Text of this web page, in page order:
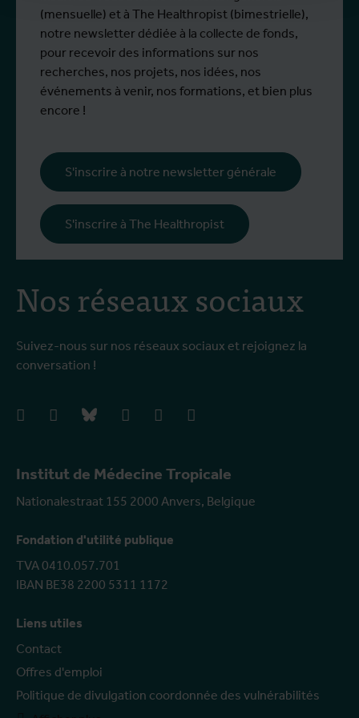
Institut de Médecine Tropicale
Nationalestraat 155 2000 Anvers, Belgique
Fondation d'utilité publique
TVA 0410.057.701
IBAN BE38 2200 5311 1172
Liens utiles
Contact
Offres d'emploi
Politique de divulgation coordonnée des vulnérabilités
Nos réseaux sociaux
Suivez-nous sur nos réseaux sociaux et rejoignez la
conversation !
facebookinstagrambluesky linkedIn youtube
(mensuelle) et à The Healthropist (bimestrielle),
notre newsletter dédiée à la collecte de fonds,
pour recevoir des informations sur nos
recherches, nos projets, nos idées, nos
événements à venir, nos formations, et bien plus
encore !
S'inscrire à notre newsletter générale
S'inscrire à The Healthropist